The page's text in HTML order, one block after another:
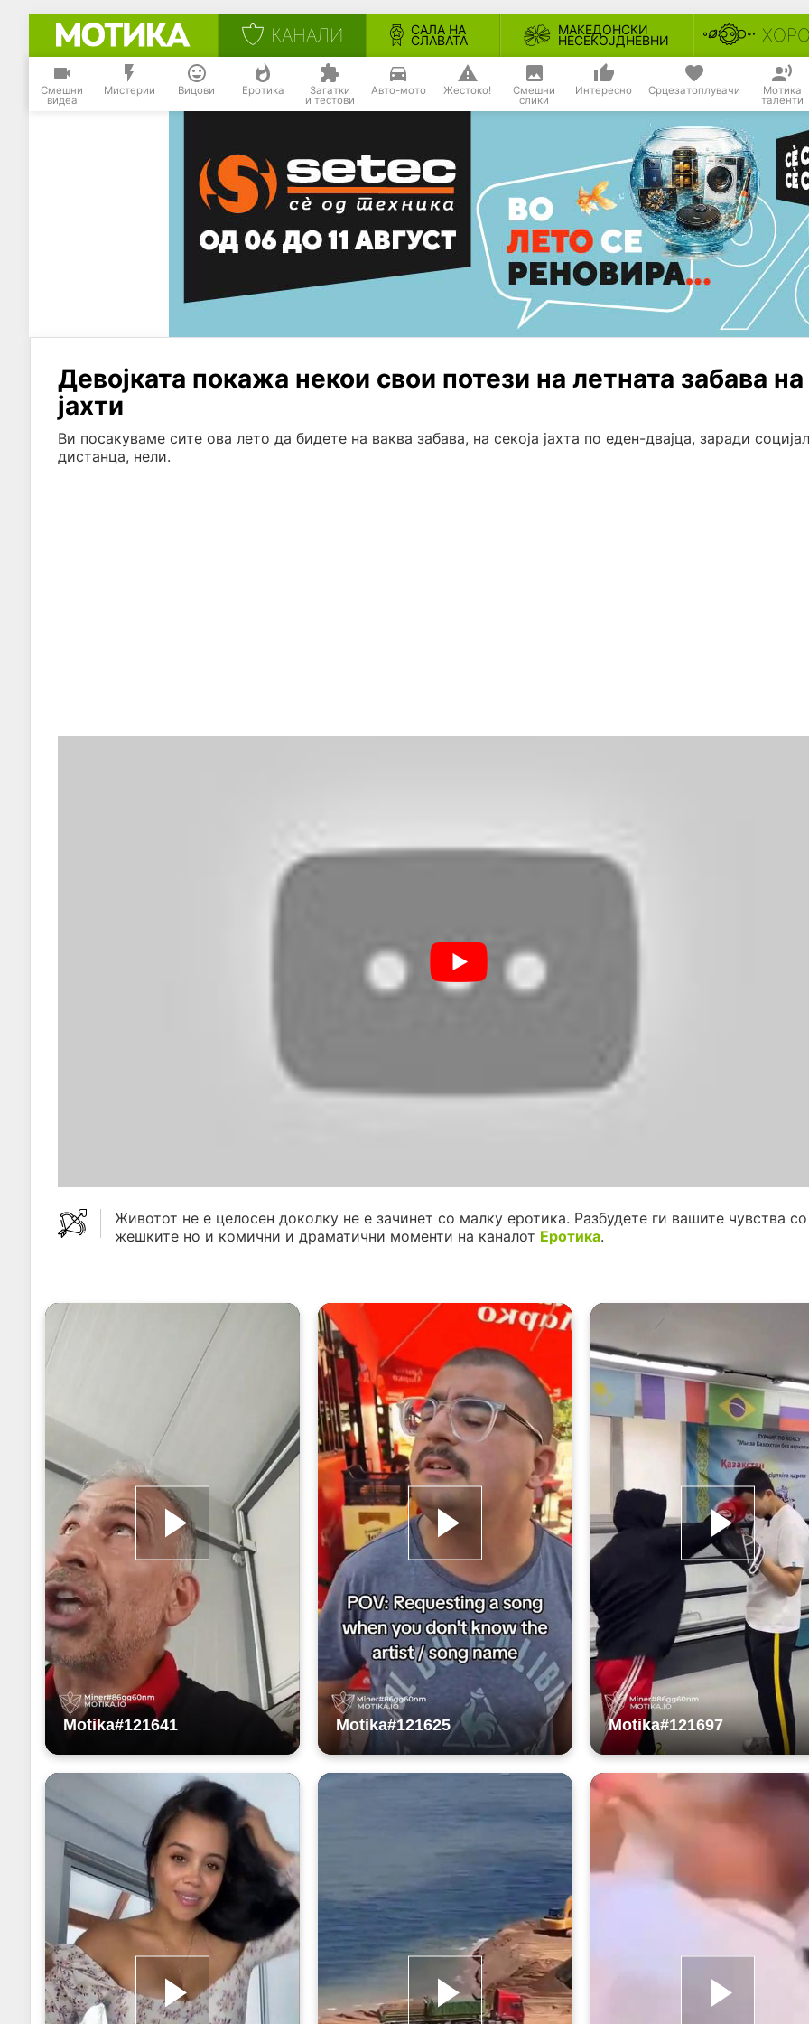
КАНАЛИ САЛА НА
СЛАВАТА
МАКЕДОНСКИ
НЕСЕКОЈДНЕВНИ
Смешни
видеа
Мистерии Вицови Еротика Загатки
и тестови
Авто-мото Жестоко! Смешни
слики
Интересно Срцезатоплувачи Мотика
таленти
Девојката покажа некои свои потези на летната забава на
јахти
Ви посакуваме сите ова лето да бидете на ваква забава, на секоја јахта по еден-двајца, заради
дистанца, нели.
Животот не е целосен доколку не е зачинет со малку еротика. Разбудете ги вашите чувства со
жешките но и комични и драматични моменти на каналот Еротика.